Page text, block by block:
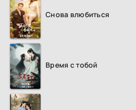
Снова влюбиться
Время с тобой